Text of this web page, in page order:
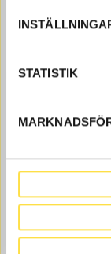
STATISTIK
3 161.00
TO455 Item no.